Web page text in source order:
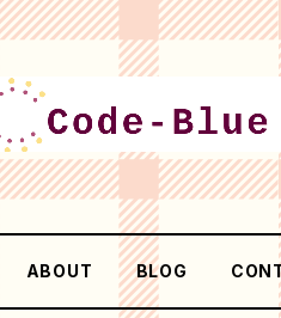
ABOUT BLOG